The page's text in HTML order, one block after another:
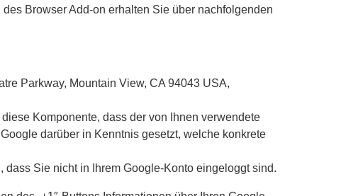
Browser Add-on erhalten Sie über nachfolgenden
Parkway, Mountain View, CA 94043 USA,
Komponente, dass der von Ihnen verwendete
darüber in Kenntnis gesetzt, welche konkrete
Sie nicht in Ihrem Google-Konto eingeloggt sind.